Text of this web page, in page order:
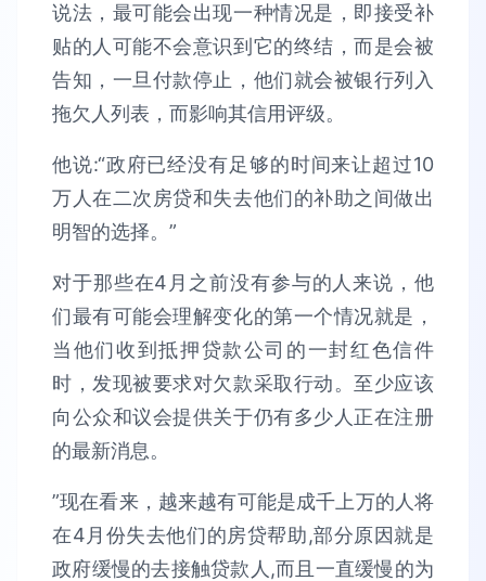
说法，最可能会出现一种情况是，即接受补
贴的人可能不会意识到它的终结，而是会被
告知，一旦付款停止，他们就会被银行列入
拖欠人列表，而影响其信用评级。
他说:“政府已经没有足够的时间来让超过10
万人在二次房贷和失去他们的补助之间做出
明智的选择。”
对于那些在4月之前没有参与的人来说，他
们最有可能会理解变化的第一个情况就是，
当他们收到抵押贷款公司的一封红色信件
时，发现被要求对欠款采取行动。至少应该
向公众和议会提供关于仍有多少人正在注册
的最新消息。
”现在看来，越来越有可能是成千上万的人将
在4月份失去他们的房贷帮助,部分原因就是
政府缓慢的去接触贷款人,而且一直缓慢的为